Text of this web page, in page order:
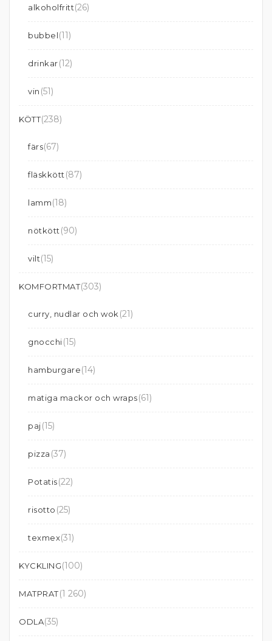
alkoholfritt(26)
bubbel(11)
drinkar(12)
vin (51)
KÖTT(238)
färs(67)
fläskkött (87)
lamm(18)
nötkött (90)
vilt(15)
KOMFORTMAT(303)
curry, nudlar och wok (21)
gnocchi(15)
hamburgare(14)
matiga mackor och wraps(61)
paj(15)
pizza (37)
Potatis(22)
risotto (25)
texmex(31)
KYCKLING(100)
MATPRAT(1 260)
ODLA(35)